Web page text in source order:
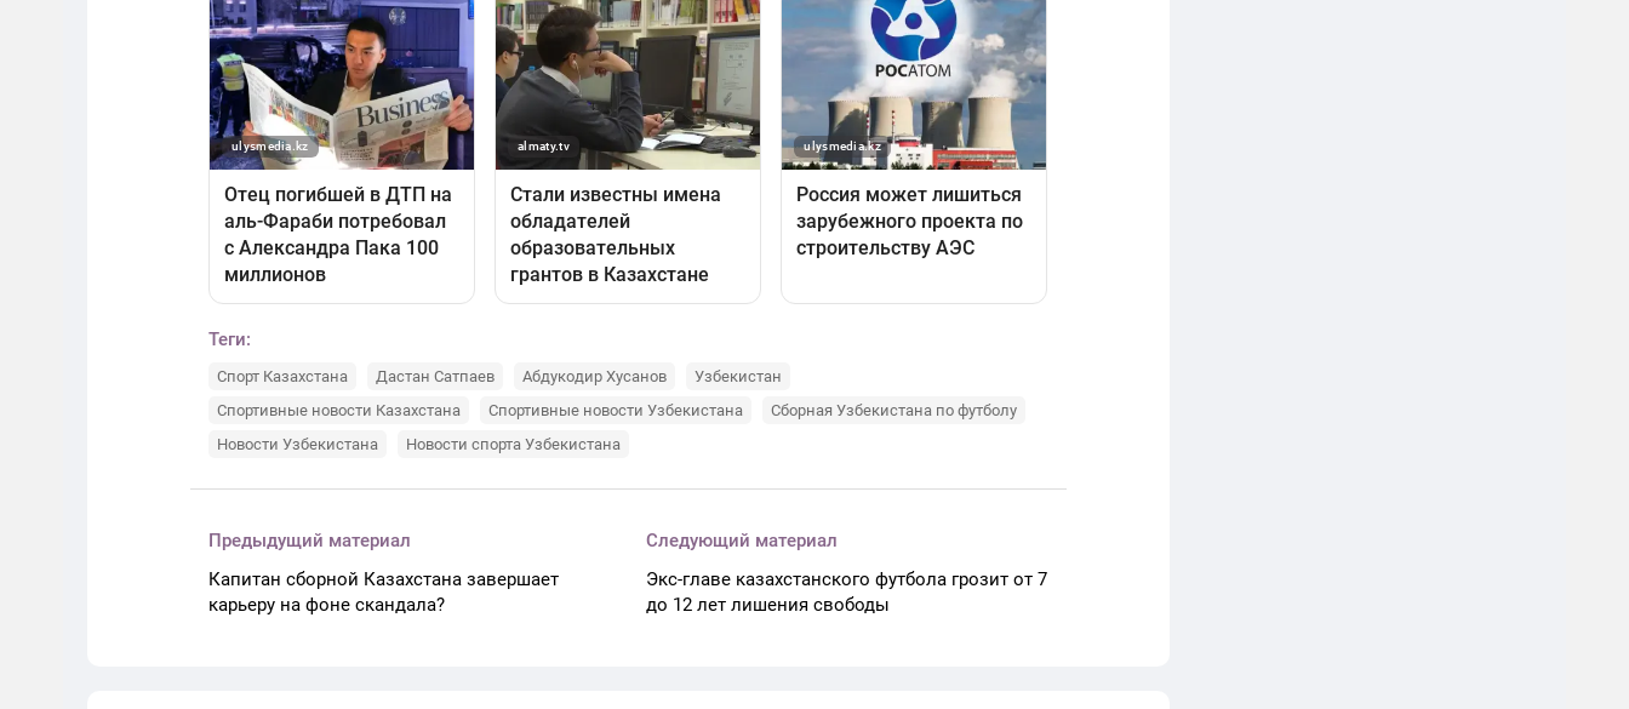
Теги:
Спорт Казахстана Дастан Сатпаев Абдукодир Хусанов
Узбекистан
Спортивные новости Казахстана
Спортивные новости Узбекистана
Сборная Узбекистана по футболу
Новости Узбекистана
Новости спорта Узбекистана
Предыдущий материал
Капитан сборной Казахстана завершает
карьеру на фоне скандала?
Следующий материал
Экс-главе казахстанского футбола грозит от 7
до 12 лет лишения свободы